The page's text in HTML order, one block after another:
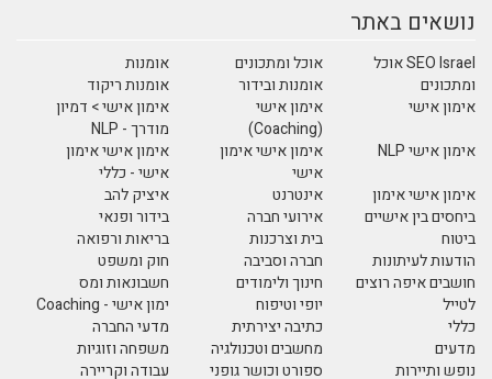
נושאים באתר
SEO Israel אוכל
ומתכונים
אוכל ומתכונים
אומנות
אומנות ובידור
אומנות ריקוד
אימון אישי
אימון אישי
(Coaching)
אימון אישי > דמיון
מודרך - NLP
אימון אישי NLP
אימון אישי אימון
אישי
אימון אישי אימון
אישי - כללי
אימון אישי אימון
ביחסים בין אישיים
אינטרנט
איציק להב
אירועי חברה
בידור ופנאי
ביטוח
בית וצרכנות
בריאות ורפואה
הודעות לעיתונות
חברה וסביבה
חוק ומשפט
חושבים איפה רוצים
לטייל
חינוך ולימודים
חשבונאות ומס
יופי וטיפוח
ימון אישי - Coaching
כללי
כתיבה יצירתית
מדעי החברה
מדעים
מחשבים וטכנולגיה
משפחה וזוגיות
נופש ותיירות
ספורט וכושר גופני עבודה וקריירה